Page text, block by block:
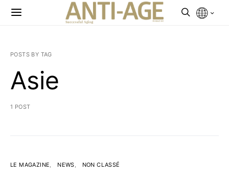
POSTS BY TAG
Asie
1 POST
LE MAGAZINE NEWS NON CLASSÉ